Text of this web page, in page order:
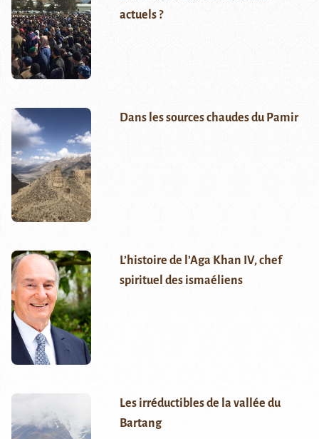
actuels ?
Dans les sources chaudes du Pamir
L’histoire de l’Aga Khan IV, chef
spirituel des ismaéliens
Les irréductibles de la vallée du
Bartang